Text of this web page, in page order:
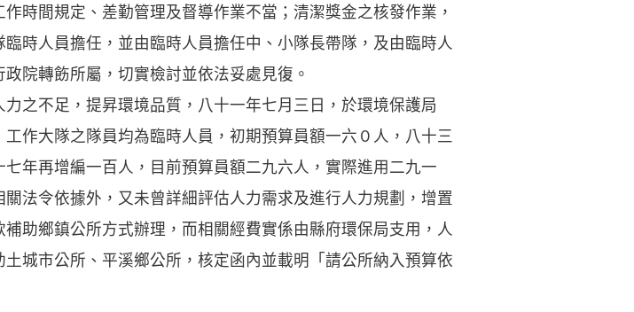
時間規定、差勤管理及督導作業不當；清潔獎金之核發作業，
時人員擔任，並由臨時人員擔任中、小隊長帶隊，及由臨時人
院轉飭所屬，切實檢討並依法妥處見復。
不足，提昇環境品質，八十一年七月三日，於環境保護局
作大隊之隊員均為臨時人員，初期預算員額一六０人，八十三
年再增編一百人，目前預算員額二九六人，實際進用二九一
法令依據外，又未曾詳細評估人力需求及進行人力規劃，增置
助鄉鎮公所方式辦理，而相關經費實係由縣府環保局支用，人
城市公所、平溪鄉公所，核定函內並載明「請公所納入預算依